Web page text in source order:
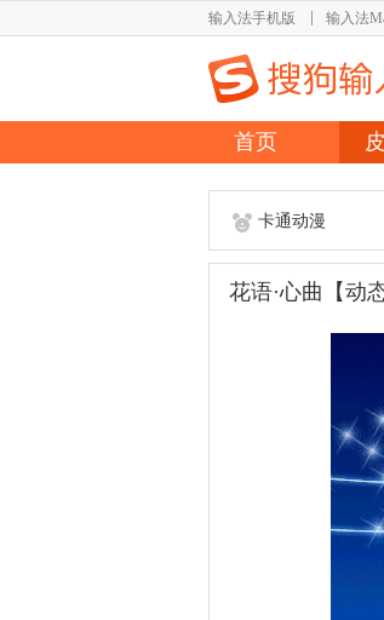
输入法手机版 输入法
首页
卡通动漫
花语·心曲【动态